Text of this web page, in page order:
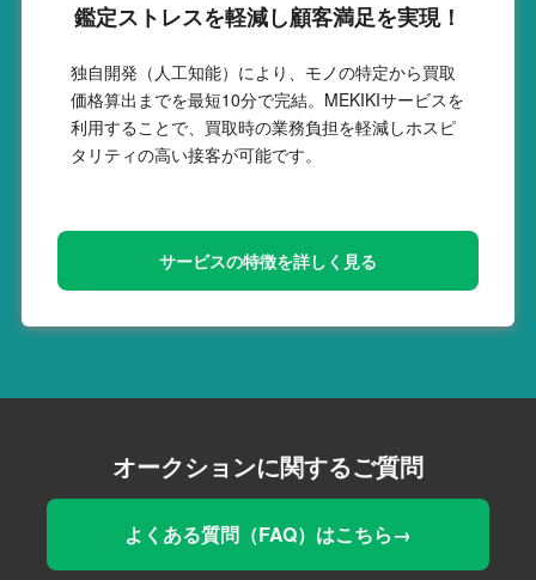
鑑定ストレスを軽減し顧客満足を実現！
独自開発（人工知能）により、モノの特定から買取
価格算出までを最短10分で完結。MEKIKIサービスを
利用することで、買取時の業務負担を軽減しホスピ
タリティの高い接客が可能です。
サービスの特徴を詳しく見る
オークションに関するご質問
よくある質問（FAQ）はこちら→